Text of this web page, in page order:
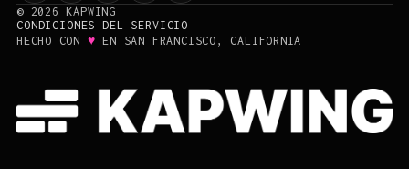
HECHO CON♥EN SAN FRANCISCO, CALIFORNIA